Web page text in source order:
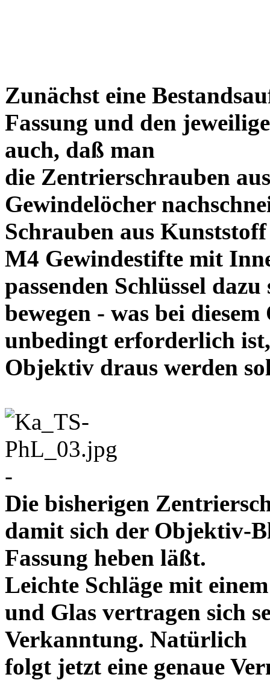
Zunächst eine
Fassung und den
auch, daß man
die Zentrierschrauben
Gewindelöcher
Schrauben aus
M4 Gewindestifte mit
passenden Schlüssel
bewegen - was bei
unbedingt erforderlich
Objektiv draus
-
Die bisherigen
damit sich der Objektiv-
Fassung heben läßt.
Leichte Schläge mit
und Glas vertragen sich
Verkanntung. Natürlich
folgt jetzt eine genaue